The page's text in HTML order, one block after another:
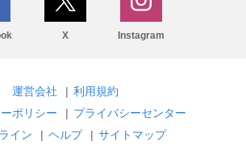
X Instagram
運営会社 | 利用規約
ポリシー
| プライバシーセンター
イン
| ヘルプ | サイトマップ